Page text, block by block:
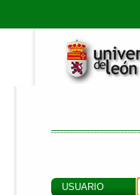
USUARIO